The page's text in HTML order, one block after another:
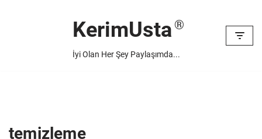
KerimUsta
İyi Olan Her Şey Paylaşımda...
temizleme